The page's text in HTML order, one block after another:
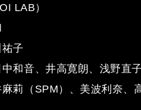
LAB）
子
和音、井高寛朗、浅野直
莉（SPM）、美波利奈、